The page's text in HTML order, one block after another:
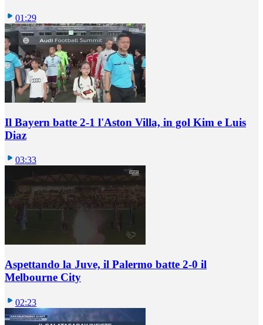
01:29
Il Bayern batte 2-1 l'Aston Villa, in gol Kim e Luis
Diaz
03:33
Aspettando la Juve, il Palermo batte 2-0 il
Melbourne City
02:23